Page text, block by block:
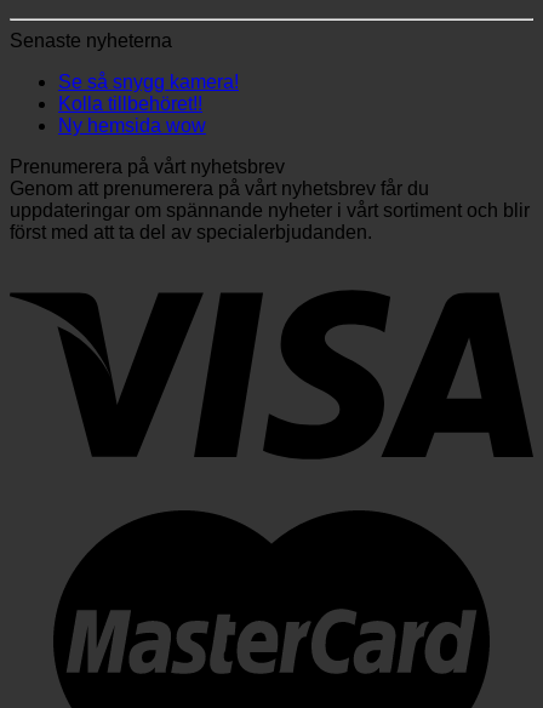
Senaste nyheterna
Se så snygg kamera!
Kolla tillbehöret!!
Ny hemsida wow
Prenumerera på vårt nyhetsbrev
Genom att prenumerera på vårt nyhetsbrev får du
uppdateringar om spännande nyheter i vårt sortiment och blir
först med att ta del av specialerbjudanden.